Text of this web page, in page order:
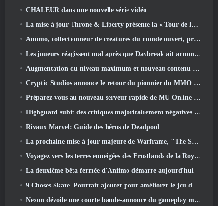
CHALEUR dans une nouvelle série vidéo
La mise à jour Throne & Liberty présente la « Tour de la cupidité » générée aléatoirement
Aniimo, collectionneur de créatures du monde ouvert, prend les bonnes notes
Les joueurs réagissent mal après que Daybreak ait annoncé son intention de sauter les feuilles de route pour EverQuest et EQ2
Augmentation du niveau maximum et nouveau contenu révélé dans Phantasy Star Online 2: Flux de vagues de titres NGS
Cryptic Studios annonce le retour du pionnier du MMO Jack Emmert en tant que PDG
Préparez-vous au nouveau serveur rapide de MU Online pendant le pré-événement
Highguard subit des critiques majoritairement négatives après son lancement
Rivaux Marvel: Guide des héros de Deadpool
La prochaine mise à jour majeure de Warframe, "The Shadowgrapher" arrivera en mars
Voyagez vers les terres enneigées des Frostlands de la Roya dans la prochaine version de Wuthering Waves 3.1
La deuxième bêta fermée d'Aniimo démarre aujourd'hui
9 Choses Skate. Pourrait ajouter pour améliorer le jeu dans 2026
Nexon dévoile une courte bande-annonce du gameplay mondial de MapleStory Classic